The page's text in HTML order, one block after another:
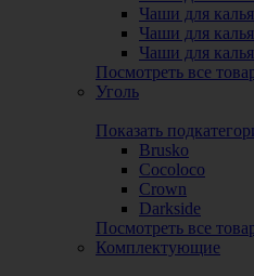
Чаши для
Чаши для
Чаши для
Посмотреть все
Уголь
Показать
Brusko
Cocoloco
Crown
Darkside
Посмотреть все
Комплектующие